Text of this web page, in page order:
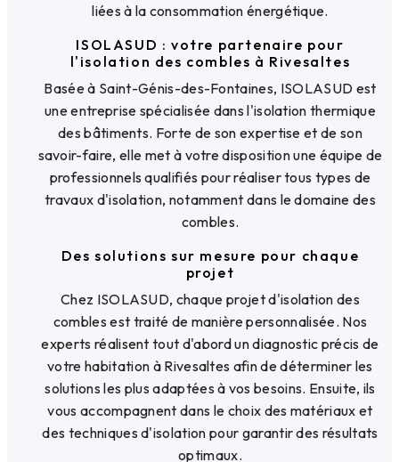
liées à la consommation énergétique.
ISOLASUD : votre partenaire pour
l'isolation des combles à Rivesaltes
Basée à Saint-Génis-des-Fontaines, ISOLASUD est
une entreprise spécialisée dans l'isolation thermique
des bâtiments. Forte de son expertise et de son
savoir-faire, elle met à votre disposition une équipe de
professionnels qualifiés pour réaliser tous types de
travaux d'isolation, notamment dans le domaine des
combles.
Des solutions sur mesure pour chaque
projet
Chez ISOLASUD, chaque projet d'isolation des
combles est traité de manière personnalisée. Nos
experts réalisent tout d'abord un diagnostic précis de
votre habitation à Rivesaltes afin de déterminer les
solutions les plus adaptées à vos besoins. Ensuite, ils
vous accompagnent dans le choix des matériaux et
des techniques d'isolation pour garantir des résultats
optimaux.